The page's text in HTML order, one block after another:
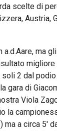
scelte di
Austria,
ma
soli 2 dal
di
Viola
la
a circa 5′